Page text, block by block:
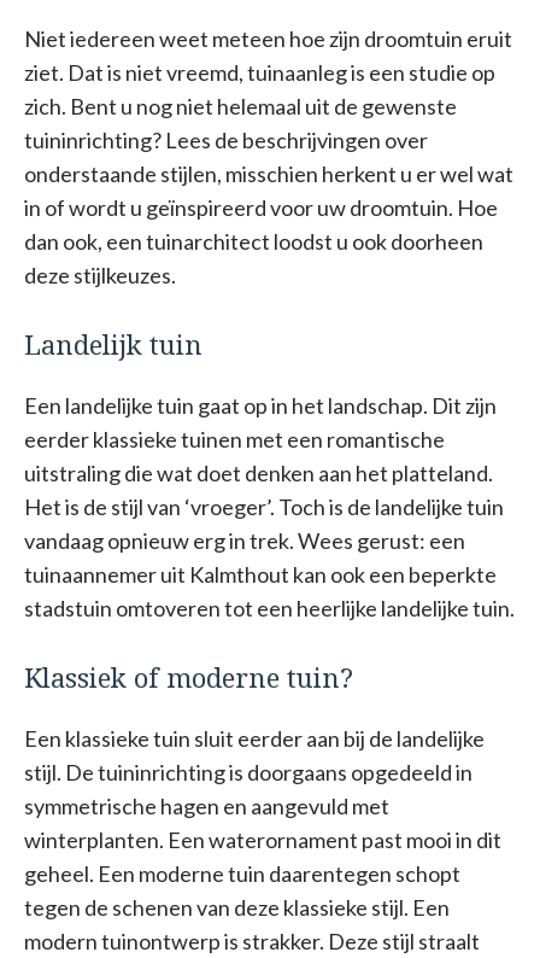
Niet iedereen weet meteen hoe zijn droomtuin eruit
ziet. Dat is niet vreemd, tuinaanleg is een studie op
zich. Bent u nog niet helemaal uit de gewenste
tuininrichting? Lees de beschrijvingen over
onderstaande stijlen, misschien herkent u er wel wat
in of wordt u geïnspireerd voor uw droomtuin. Hoe
dan ook, een tuinarchitect loodst u ook doorheen
deze stijlkeuzes.
Landelijk tuin
Een landelijke tuin gaat op in het landschap. Dit zijn
eerder klassieke tuinen met een romantische
uitstraling die wat doet denken aan het platteland.
Het is de stijl van ‘vroeger’. Toch is de landelijke tuin
vandaag opnieuw erg in trek. Wees gerust: een
tuinaannemer uit Kalmthout kan ook een beperkte
stadstuin omtoveren tot een heerlijke landelijke tuin.
Klassiek of moderne tuin?
Een klassieke tuin sluit eerder aan bij de landelijke
stijl. De tuininrichting is doorgaans opgedeeld in
symmetrische hagen en aangevuld met
winterplanten. Een waterornament past mooi in dit
geheel. Een moderne tuin daarentegen schopt
tegen de schenen van deze klassieke stijl. Een
modern tuinontwerp is strakker. Deze stijl straalt